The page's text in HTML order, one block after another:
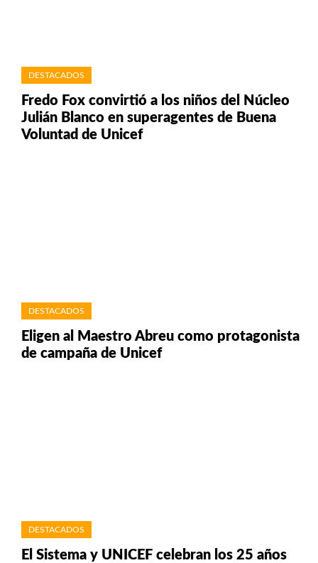
DESTACADOS
Fredo Fox convirtió a los niños del Núcleo
Julián Blanco en superagentes de Buena
Voluntad de Unicef
DESTACADOS
Eligen al Maestro Abreu como protagonista
de campaña de Unicef
DESTACADOS
El Sistema y UNICEF celebran los 25 años